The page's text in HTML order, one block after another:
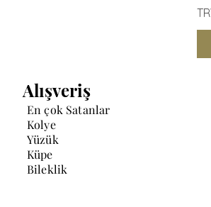
Alışveriş
En çok Satanlar
Kolye
Yüzük
Küpe
Bileklik